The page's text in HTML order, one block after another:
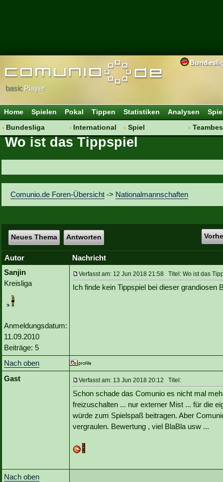
basicPlayer
Home Spielen Pokal Tippen Statistiken Analysen
Bundesliga
Hot News
Vereinsdiskussion
Vereinsfragen
International
Vereine
Spiel
Regeln & Tipps
Wo ist das Tippspiel
Comunio.de Foren-Übersicht -> Nationalmannschaften
Neues Thema Antworten
Autor
Nachricht
Sanjin
Kreisliga
Anmeldungsdatum:
11.09.2010
Beiträge: 5
Verfasst am: 12 Jun 2018 21:58 Titel: Wo ist das
Ich finde kein Tippspiel bei dieser grandiosen
Nach oben
Gast
Verfasst am: 13 Jun 2018 20:12 Titel:
Schon schade das Comunio es nicht mal
freizuschalten ... nur externer Mist ... für die
würde zum Spielspaß beitragen. Aber
vergraulen. Bewertung , viel BlaBla usw ...
Nach oben